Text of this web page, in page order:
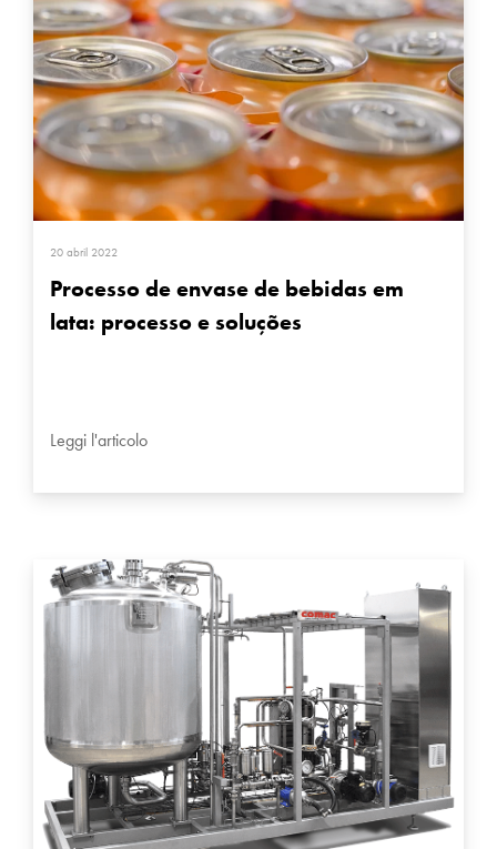
20 abril 2022
Processo de envase de bebidas em
lata: processo e soluções
Leggi l'articolo